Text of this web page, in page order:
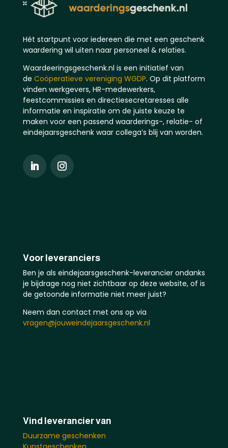
Hét startpunt voor iedereen die met een geschenk
waardering wil uiten naar personeel & relaties.
Waardeeringsgeschenk.nl is een initiatief van
de Coöperatieve vereniging WGDP. Op dit platform
vinden werkgevers, HR-medewerkers,
feestcommissies en directiesecretaresses alle
informatie en inspiratie om de juiste keuze te
maken voor een passend waarderings-, relatie- of
eindejaarsgeschenk waar collega’s blij van worden.
Voor leveranciers
Ben je als eindejaarsgeschenk-leverancier ondanks
je bijdrage nog niet zichtbaar op deze website, of is
de getoonde informatie niet meer juist?
Neem dan contact met ons op via
vragen@jouweindejaarsgeschenk.nl
Vind leverancier van
Duurzame geschenken